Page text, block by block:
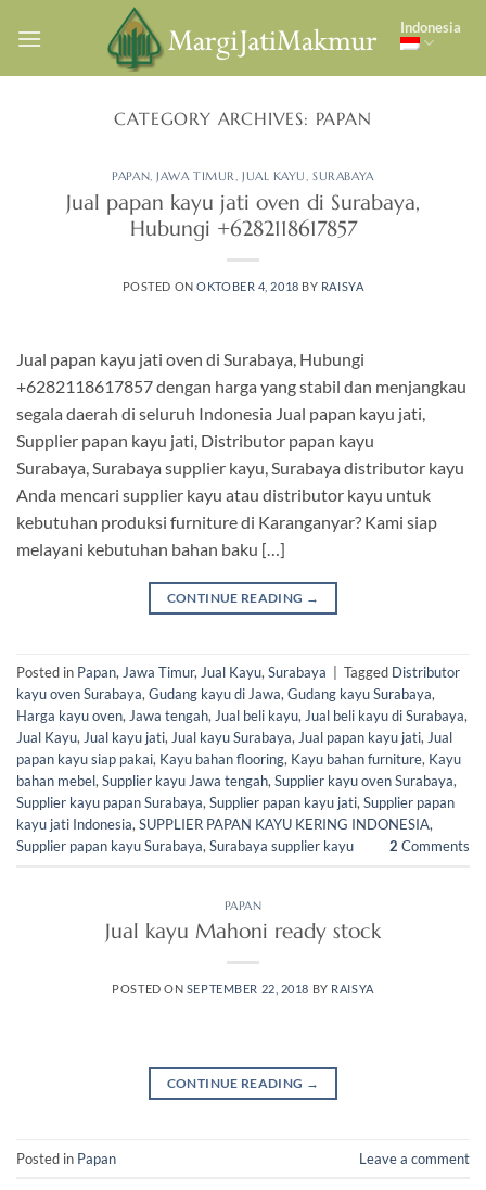
Indonesia
CATEGORY ARCHIVES: PAPAN
PAPAN,JAWA TIMUR, JUAL KAYU,SURABAYA
Jual papan kayu jati oven di Surabaya,
Hubungi +6282118617857
POSTED ONOKTOBER 4, 2018 BY RAISYA
Jual papan kayu jati oven di Surabaya, Hubungi
+6282118617857 dengan harga yang stabil dan menjangkau
segala daerah di seluruh Indonesia Jual papan kayu jati,
Supplier papan kayu jati, Distributor papan kayu
Surabaya, Surabaya supplier kayu, Surabaya distributor kayu
Anda mencari supplier kayu atau distributor kayu untuk
kebutuhan produksi furniture di Karanganyar? Kami siap
melayani kebutuhan bahan baku […]
CONTINUE READING →
Posted in Papan, Jawa Timur, Jual Kayu, Surabaya Tagged Distributor
kayu oven Surabaya, Gudang kayu di Jawa, Gudang kayu Surabaya,
Harga kayu oven, Jawa tengah, Jual beli kayu, Jual beli kayu di Surabaya,
Jual Kayu, Jual kayu jati, Jual kayu Surabaya, Jual papan kayu jati, Jual
papan kayu siap pakai, Kayu bahan flooring, Kayu bahan furniture, Kayu
bahan mebel, Supplier kayu Jawa tengah, Supplier kayu oven Surabaya,
Supplier kayu papan Surabaya, Supplier papan kayu jati, Supplier papan
kayu jati Indonesia, SUPPLIER PAPAN KAYU KERING INDONESIA,
Supplier papan kayu Surabaya, Surabaya supplier kayu 2 Comments
PAPAN
Jual kayu Mahoni ready stock
POSTED ON SEPTEMBER 22, 2018 BY RAISYA
CONTINUE READING →
Posted in Papan Leave a comment